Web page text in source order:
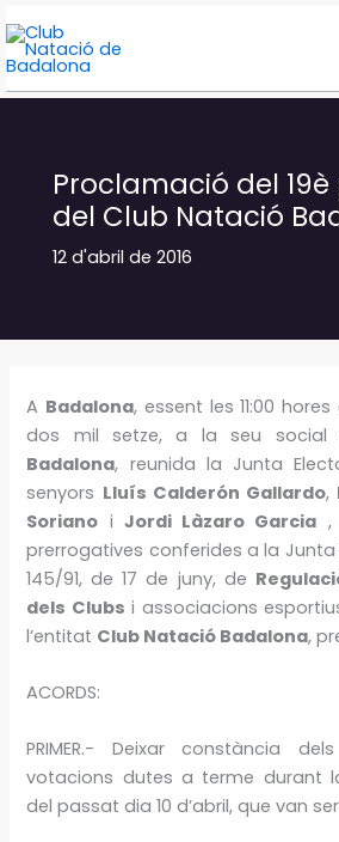
al
contingut
Proclamació del
del Club Natació
12 d'abril de 2016
A Badalona, essent les 11:00
dos mil setze, a la seu social
Badalona, reunida la Junta
senyors Lluís Calderón Gallardo,
Soriano i Jordi Làzaro Garcia ,
prerrogatives conferides a la Junta
145/91, de 17 de juny, de
dels Clubs i associacions
l’entitat Club Natació Badalona,
ACORDS:
PRIMER.- Deixar constància
votacions dutes a terme durant
del passat dia 10 d’abril, que van